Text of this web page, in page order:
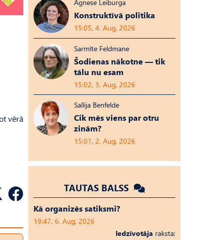
vērā
Agnese Leiburga
Konstruktīvā politika
15:05, 4. Aug, 2026
Sarmīte Feldmane
Šodienas nākotne — tik
tālu nu esam
15:02, 3. Aug, 2026
Sallija Benfelde
Cik mēs viens par otru
zinām?
15:01, 2. Aug, 2026
TAUTAS BALSS
Kā organizēs satiksmi?
19:47, 6. Aug, 2026
Iedzīvotāja raksta: